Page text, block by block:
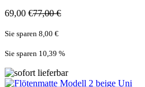
69,00 €77,00 €
Sie sparen 8,00 €
Sie sparen 10,39 %